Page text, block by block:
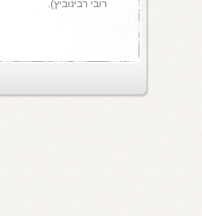
רובי רבינוביץ).